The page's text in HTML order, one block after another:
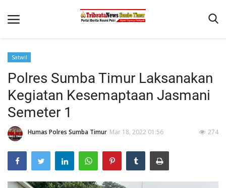
Beranda
Terms & Conditions
Reskrim
Binkam
Giat Ops
Polisi Kita
Mitra Polisi
Satwil
Polres Sumba Timur Laksanakan
Kegiatan Kesemaptaan Jasmani
Semeter 1
Humas Polres Sumba Timur Mar 18, 2022 01:56 274